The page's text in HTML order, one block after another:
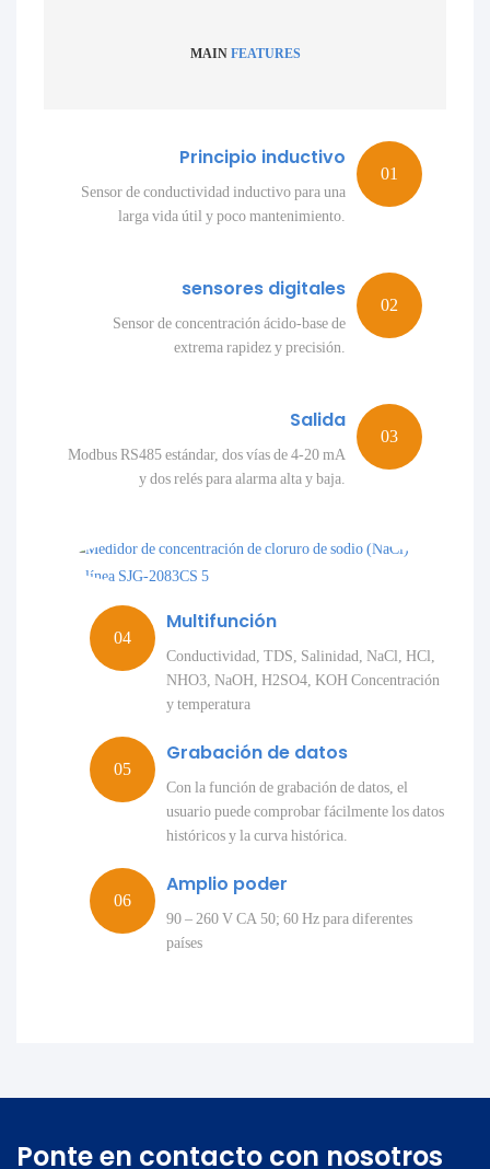
MAIN FEATURES
Principio inductivo
Sensor de conductividad inductivo para una
larga vida útil y poco mantenimiento.
sensores digitales
Sensor de concentración ácido-base de
extrema rapidez y precisión.
Salida
Modbus RS485 estándar, dos vías de 4-20 mA
y dos relés para alarma alta y baja.
Multifunción
Conductividad, TDS, Salinidad, NaCl, HCl,
NHO3, NaOH, H2SO4, KOH Concentración
y temperatura
Grabación de datos
Con la función de grabación de datos, el
usuario puede comprobar fácilmente los datos
históricos y la curva histórica.
Amplio poder
90 – 260 V CA 50; 60 Hz para diferentes
países
Ponte en contacto con nosotros